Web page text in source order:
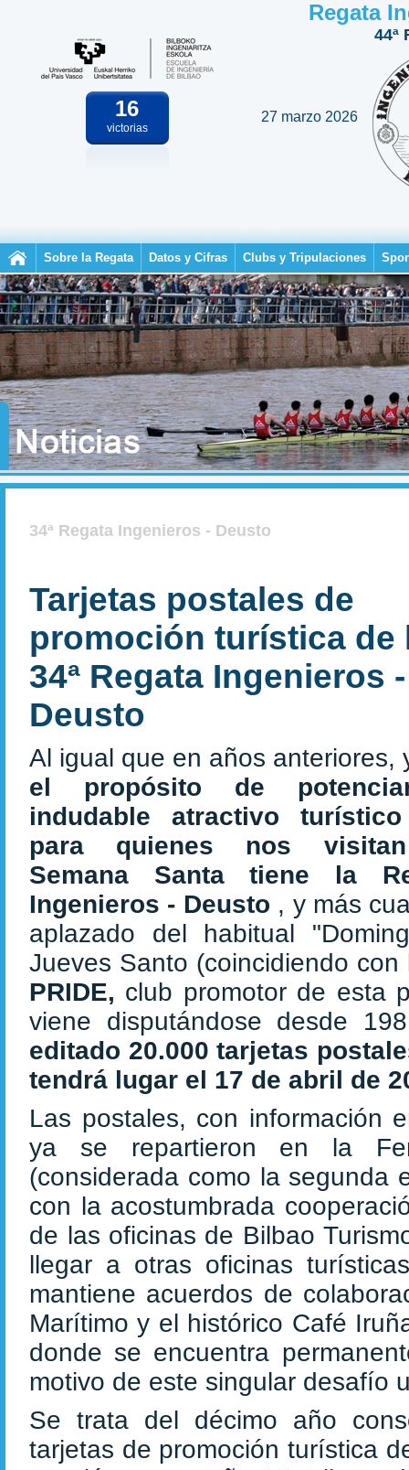
16
victorias
Regata
44ª
27 marzo 2026
Sobre la Regata Datos y Cifras Clubs y Tripulaciones
34ª Regata Ingenieros - Deusto
Tarjetas postales de
promoción turística de
34ª Regata Ingenieros -
Deusto
Al igual que en años anteriores,
el propósito de
indudable atractivo
para quienes nos
Semana Santa tiene la
Ingenieros - Deusto , y más
aplazado del habitual
Jueves Santo (coincidiendo
PRIDE, club promotor de esta
viene disputándose desde
editado 20.000 tarjetas
tendrá lugar el 17 de abril de
Las postales, con información
ya se repartieron en la
(considerada como la segunda
con la acostumbrada
de las oficinas de Bilbao
llegar a otras oficinas
mantiene acuerdos de
Marítimo y el histórico Café
donde se encuentra
motivo de este singular desafío
Se trata del décimo año
tarjetas de promoción turística